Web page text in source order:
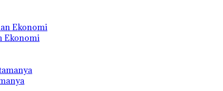
Ekonomi